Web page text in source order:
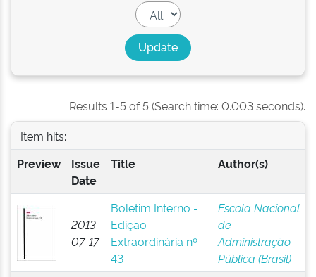
Results 1-5 of 5 (Search time: 0.003 seconds).
Item hits:
Preview
Issue
Date
Title Author(s)
2013-
07-17
Boletim Interno -
Edição
Extraordinária nº
43
Escola Nacional
de
Administração
Pública (Brasil)